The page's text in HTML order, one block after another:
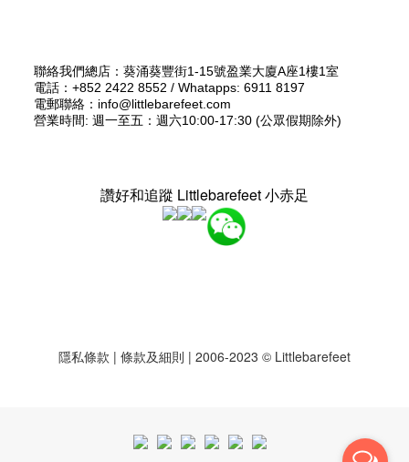
聯絡我們總店：葵涌葵豐街1-15號盈業大廈A座1樓1室
電話：+852 2422 8552 / Whatapps: 6911 8197
電郵聯絡：info@littlebarefeet.com
營業時間: 週一至五：週六10:00-17:30 (公眾假期除外)
讚好和追蹤 Littlebarefeet 小赤足
隱私條款 | 條款及細則 | 2006-2023 © Littlebarefeet